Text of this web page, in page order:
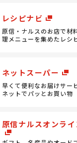
レシピナビ
原信・ナルスのお店で材
理メニューを集めたレシ
ネットスーパー
早くて便利なお届けサー
ネットでパッとお買い物
原信ナルスオンラ